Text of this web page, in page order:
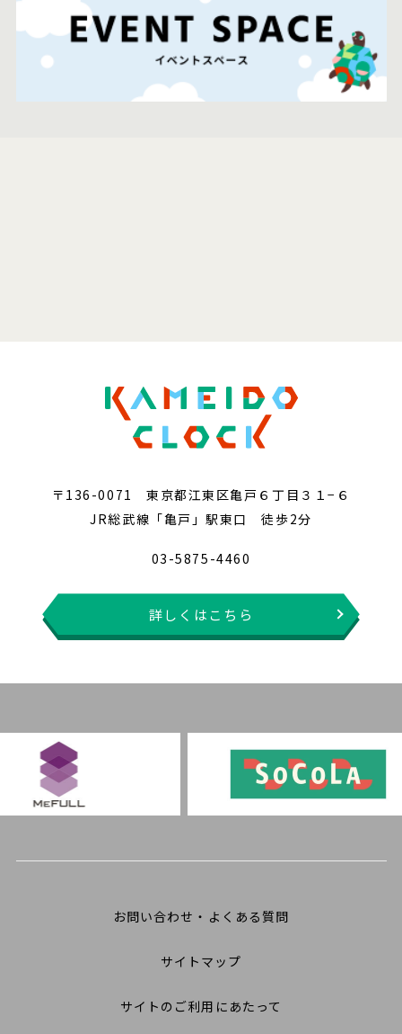
〒136-0071 東京都江東区亀戸６丁目３１−６
JR総武線「亀戸」駅東口 徒歩2分
03-5875-4460
詳しくはこちら
お問い合わせ・よくある質問
サイトマップ
サイトのご利用にあたって